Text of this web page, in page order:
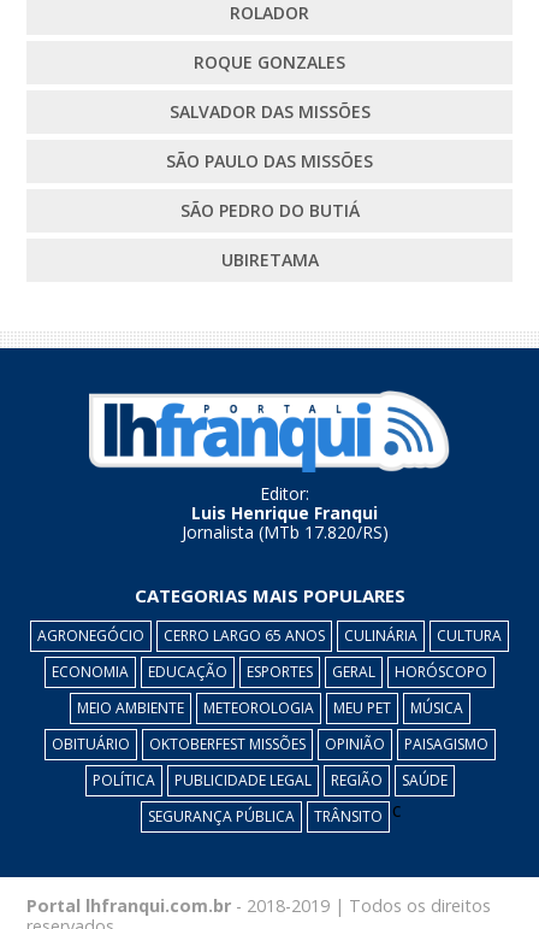
ROLADOR
ROQUE GONZALES
SALVADOR DAS MISSÕES
SÃO PAULO DAS MISSÕES
SÃO PEDRO DO BUTIÁ
UBIRETAMA
Editor:
Luis Henrique Franqui
Jornalista (MTb 17.820/RS)
CATEGORIAS MAIS POPULARES
AGRONEGÓCIO CERRO LARGO 65 ANOS CULINÁRIA
CULTURA
ECONOMIA
EDUCAÇÃO ESPORTES GERAL
HORÓSCOPO
MEIO AMBIENTE
METEOROLOGIA MEU PET
MÚSICA
OBITUÁRIO
OKTOBERFEST MISSÕES OPINIÃO
PAISAGISMO
POLÍTICA
PUBLICIDADE LEGAL REGIÃO
SAÚDE
SEGURANÇA PÚBLICA
TRÂNSITO c
Portal lhfranqui.com.br - 2018-2019 | Todos os direitos